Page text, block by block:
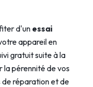
d'un essai
appareil en
gratuit suite à la
la pérennité de vos
de réparation et de